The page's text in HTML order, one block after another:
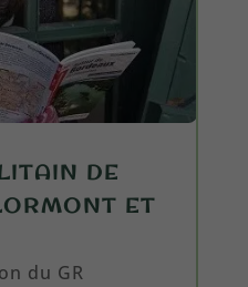
DE
ET
du GR